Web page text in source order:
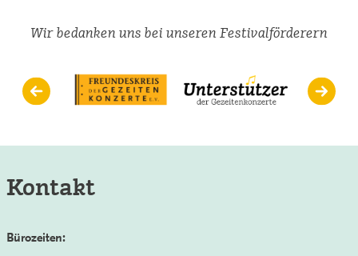
Wir bedanken uns bei unseren Festivalförderern
Kontakt
Bürozeiten: